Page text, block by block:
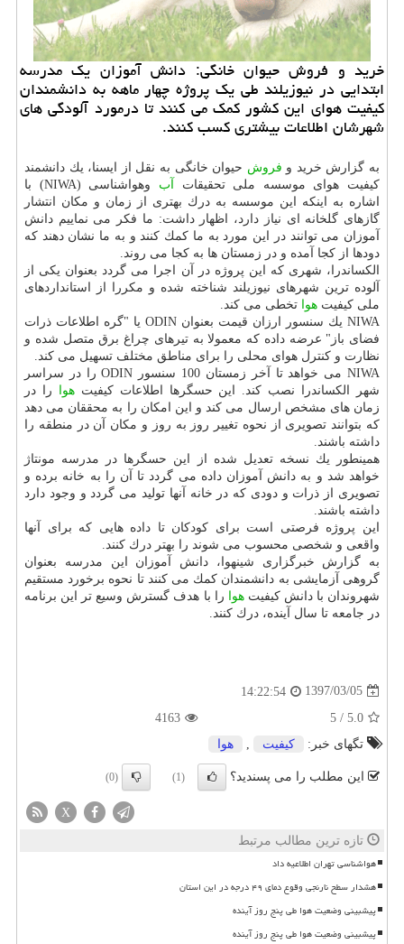
خرید و فروش حیوان خانگی: دانش آموزان یك مدرسه
ابتدایی در نیوزیلند طی یك پروژه چهار ماهه به دانشمندان
كیفیت هوای این كشور كمك می كنند تا درمورد آلودگی های
شهرشان اطلاعات بیشتری كسب كنند.
به گزارش خرید و فروش حیوان خانگی به نقل از ایسنا، یك دانشمند
كیفیت هوای موسسه ملی تحقیقات آب
وهواشناسی (NIWA) با
اشاره به اینكه این موسسه به درك بهتری از زمان و مكان انتشار
گازهای گلخانه ای نیاز دارد، اظهار داشت: ما فكر می نماییم دانش
آموزان می توانند در این مورد به ما كمك كنند و به ما نشان دهند كه
دودها از كجا آمده و در زمستان ها به كجا می روند.
الكساندرا، شهری كه این پروژه در آن اجرا می گردد بعنوان یكی از
آلوده ترین شهرهای نیوزیلند شناخته شده و مكررا از استانداردهای
ملی كیفیت هوا تخطی می كند.
NIWA یك سنسور ارزان قیمت بعنوان ODIN یا "گره اطلاعات ذرات
فضای باز" عرضه داده كه معمولا به تیرهای چراغ برق متصل شده و
نظارت و كنترل هوای محلی را برای مناطق مختلف تسهیل می كند.
NIWA می خواهد تا آخر زمستان 100 سنسور ODIN را در سراسر
شهر الكساندرا نصب كند. این حسگرها اطلاعات كیفیتهوا را در
زمان های مشخص ارسال می كند و این امكان را به محققان می دهد
كه بتوانند تصویری از نحوه تغییر روز به روز و مكان آن در منطقه را
داشته باشند.
همینطور یك نسخه تعدیل شده از این حسگرها در مدرسه مونتاژ
خواهد شد و به دانش آموزان داده می گردد تا آن را به خانه برده و
تصویری از ذرات و دودی كه در خانه آنها تولید می گردد و وجود دارد
داشته باشند.
این پروژه فرصتی است برای كودكان تا داده هایی كه برای آنها
واقعی و شخصی محسوب می شوند را بهتر درك كنند.
به گزارش خبرگزاری شینهوا، دانش آموزان این مدرسه بعنوان
گروهی آزمایشی به دانشمندان كمك می كنند تا نحوه برخورد مستقیم
شهروندان با دانش كیفیتهوا را با هدف گسترش وسیع تر این برنامه
در جامعه تا سال آینده، درك كنند.
1397/03/05
14:22:54
5.0
/
5
4163
تگهای خبر:
كیفیت هوا
این مطلب را می پسندید؟ (1)
(0)
X
تازه ترین مطالب مرتبط
هواشناسی تهران اطلاعیه داد
هشدار سطح نارنجی وقوع دمای ۴۹ درجه در این استان
پیشبینی وضعیت هوا طی پنج روز آینده
پیشبینی وضعیت هوا طی پنج روز آینده